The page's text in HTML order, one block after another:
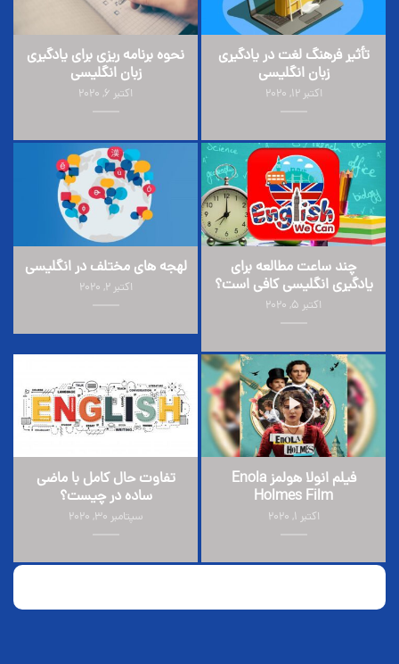
تأثیر فرهنگ لغت در یادگیری
زبان انگلیسی
اکتبر 12, 2020
نحوه برنامه ریزی برای یادگیری
زبان انگلیسی
اکتبر 6, 2020
چند ساعت مطالعه برای
یادگیری انگلیسی کافی است؟
اکتبر 5, 2020
لهجه های مختلف در انگلیسی
اکتبر 2, 2020
فیلم انولا هولمز Enola
Holmes Film
اکتبر 1, 2020
تفاوت حال کامل با ماضی
ساده در چیست؟
سپتامبر 30, 2020